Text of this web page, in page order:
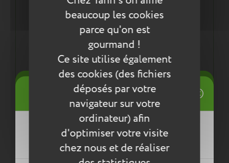
beaucoup les cookies
parce qu'on est
gourmand !
Ce site utilise également
des cookies (des fichiers
déposés par votre
navigateur sur votre
ordinateur) afin
d'optimiser votre visite
chez nous et de réaliser
La finition et la solidité Tann's !
Pour ne pas perdre la Lapine avec ses oreilles
toutes douces, inscris ton nom dans la couronne
étirable !
Une démarche éco-responsable :
Tout pour la santé de votre enfant : respect des
normes européennes ReACH
Entretien
Mes listes d'envies
((title))
Connexion
Vous devez être connecté pour ajouter
des produits à votre liste d'envies.